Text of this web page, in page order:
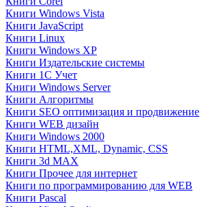
Книги Windows Vista
Книги JavaScript
Книги Linux
Книги Windows XP
Книги Издательские системы
Книги 1C Учет
Книги Windows Server
Книги Алгоритмы
Книги SEO оптимизация и продвижение
Книги WEB дизайн
Книги Windows 2000
Книги HTML,XML, Dynamic, CSS
Книги 3d MAX
Книги Прочее для интернет
Книги по программированию для WEB
Книги Pascal